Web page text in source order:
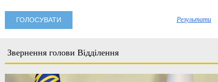
Результати
Звернення голови Відділення